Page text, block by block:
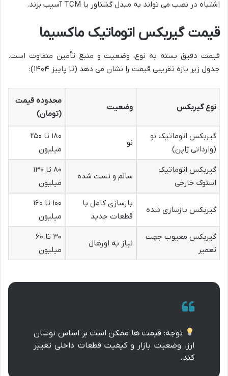
اشتباه در نصب می تواند به مبدل گشتاور یا TCM آسیب بزند.
قیمت گیربکس اتوماتیک ماکسیما
قیمت دقیق بسته به نوع، وضعیت و منبع تأمین متفاوت است.
جدول زیر بازه تقریبی قیمت را نشان می دهد (تا پاییز ۱۴۰۴):
نوع گیربکس وضعیت
محدوده قیمت
(تومان)
گیربکس اتوماتیک نو
(وارداتی ژاپن)
نو
۱۸۰ تا ۲۵۰
میلیون
گیربکس اتوماتیک
استوک خارجی
سالم و تست شده
۸۰ تا ۱۳۰
میلیون
گیربکس بازسازی شده
بازسازی کامل با
قطعات جدید
۱۰۰ تا ۱۶۰
میلیون
گیربکس معیوب جهت
تعمیر
نیاز به اورهال
۳۰ تا ۶۰
میلیون
توجه: قیمت ها ممکن است بر اساس نوسان
ارز، وضعیت بازار و کیفیت قطعات داخلی تغییر
کند.